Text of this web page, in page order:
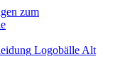
zum
Logobälle Alt